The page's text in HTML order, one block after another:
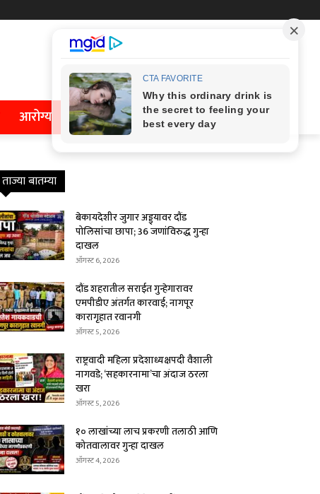
आरोग्य
ताज्या बातम्या
बेकायदेशीर जुगार अड्ड्यावर दौंड
पोलिसांचा छापा; 36 जणांविरुद्ध गुन्हा
दाखल
ऑगस्ट 6, 2026
दौंड शहरातील सराईत गुन्हेगारावर
एमपीडीए अंतर्गत कारवाई; नागपूर
कारागृहात रवानगी
ऑगस्ट 5, 2026
राष्ट्रवादी महिला प्रदेशाध्यक्षपदी वैशाली
नागवडे; ‘सहकारनामा’चा अंदाज ठरला
खरा
ऑगस्ट 5, 2026
१० लाखांच्या लाच प्रकरणी तलाठी आणि
कोतवालावर गुन्हा दाखल
ऑगस्ट 4, 2026